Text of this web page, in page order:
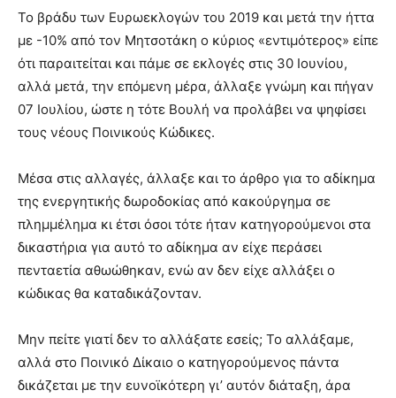
Το βράδυ των Ευρωεκλογών του 2019 και μετά την ήττα
με -10% από τον Μητσοτάκη ο κύριος «εντιμότερος» είπε
ότι παραιτείται και πάμε σε εκλογές στις 30 Ιουνίου,
αλλά μετά, την επόμενη μέρα, άλλαξε γνώμη και πήγαν
07 Ιουλίου, ώστε η τότε Βουλή να προλάβει να ψηφίσει
τους νέους Ποινικούς Κώδικες.
Μέσα στις αλλαγές, άλλαξε και το άρθρο για το αδίκημα
της ενεργητικής δωροδοκίας από κακούργημα σε
πλημμέλημα κι έτσι όσοι τότε ήταν κατηγορούμενοι στα
δικαστήρια για αυτό το αδίκημα αν είχε περάσει
πενταετία αθωώθηκαν, ενώ αν δεν είχε αλλάξει ο
κώδικας θα καταδικάζονταν.
Μην πείτε γιατί δεν το αλλάξατε εσείς; Το αλλάξαμε,
αλλά στο Ποινικό Δίκαιο ο κατηγορούμενος πάντα
δικάζεται με την ευνοϊκότερη γι’ αυτόν διάταξη, άρα